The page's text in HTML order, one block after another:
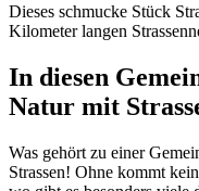
Dieses schmucke Stück
Kilometer langen
In diesen
Natur mit
Was gehört zu einer
Strassen! Ohne kommt